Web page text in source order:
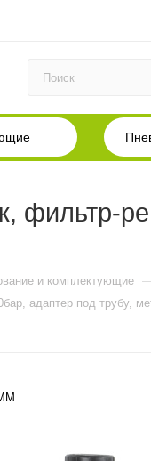
фильтр-
и комплектующие
адаптер под трубу,